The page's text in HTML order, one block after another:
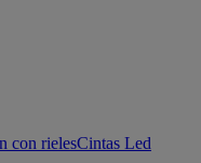
con rielesCintas Led